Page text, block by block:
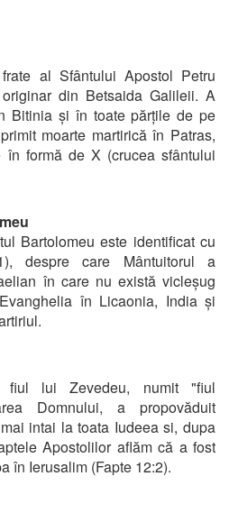
al Sfântului Apostol Petru
din Betsaida Galileii. A
Bitinia și în toate părțile de pe
moarte martirică în Patras,
formă de X (crucea sfântului
Bartolomeu este identificat cu
despre care Mântuitorul a
în care nu există vicleșug
în Licaonia, India și
fiul lui Zevedeu, numit "fiul
Domnului, a propovăduit
intai la toata Iudeea si, dupa
Apostolilor aflăm că a fost
în Ierusalim (Fapte 12:2).